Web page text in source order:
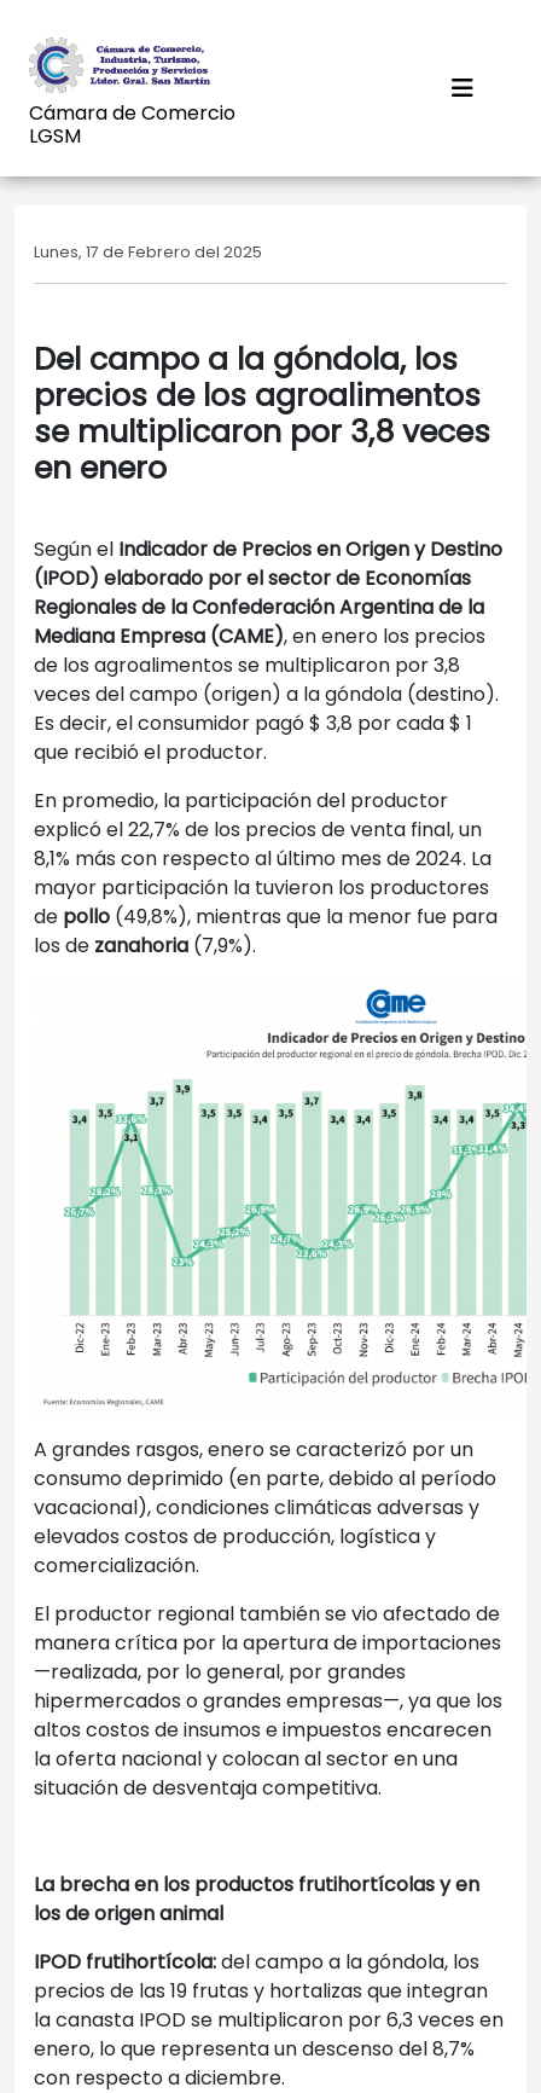
Cámara de Comercio
LGSM
Lunes, 17 de Febrero del 2025
Del campo a la góndola, los
precios de los agroalimentos
se multiplicaron por 3,8 veces
en enero
Según el Indicador de Precios en Origen y Destino
(IPOD) elaborado por el sector de Economías
Regionales de la Confederación Argentina de la
Mediana Empresa (CAME), en enero los precios
de los agroalimentos se multiplicaron por 3,8
veces del campo (origen) a la góndola (destino).
Es decir, el consumidor pagó $ 3,8 por cada $ 1
que recibió el productor.
En promedio, la participación del productor
explicó el 22,7% de los precios de venta final, un
8,1% más con respecto al último mes de 2024. La
mayor participación la tuvieron los productores
de pollo (49,8%), mientras que la menor fue para
los de zanahoria (7,9%).
A grandes rasgos, enero se caracterizó por un
consumo deprimido (en parte, debido al período
vacacional), condiciones climáticas adversas y
elevados costos de producción, logística y
comercialización.
El productor regional también se vio afectado de
manera crítica por la apertura de importaciones
—realizada, por lo general, por grandes
hipermercados o grandes empresas—, ya que los
altos costos de insumos e impuestos encarecen
la oferta nacional y colocan al sector en una
situación de desventaja competitiva.
La brecha en los productos frutihortícolas y en
los de origen animal
IPOD frutihortícola:del campo a la góndola, los
precios de las 19 frutas y hortalizas que integran
la canasta IPOD se multiplicaron por 6,3 veces en
enero, lo que representa un descenso del 8,7%
con respecto a diciembre.